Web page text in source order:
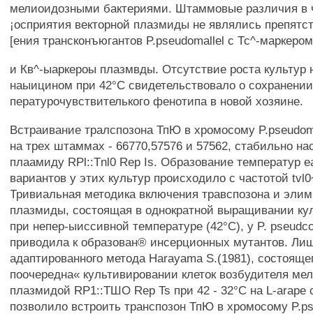
мелиоидозными бактериями. Штаммовые различия в
¡осприятия векторной плазмиды не являлись
[ения трансконъюгантов P.pseudomallel с Тс^-
и Кв^-ыаркероы плазмвды. Отсутствие роста культур
наыицином при 42°С свидетельствовало о
пературочувствителького фенотипа в новой хозяине.
Встраивание тралспозона ТпЮ в хромосому
на трех штаммах - 66770,57576 и 57562, стабильно
плаамиду RPl::Tnl0 Rep Is. Образование температур
вариантов у этих культур происходило с частотой
Тривиальная методика включения травспозона и
плазмиды, состоящая в однократной выращивании
при непер-ыиссивной температуре (42°С), у P.
приводила к образован® инсерционных мутантов.
адаптированного метода Harayama S.(1981),
поочередна« культивировании клеток возбудителя
плазмидой RP1::ТШО Rep Ts при 42 - 32°С на L-arape
позволило встроить транспозон ТпЮ в хромосому